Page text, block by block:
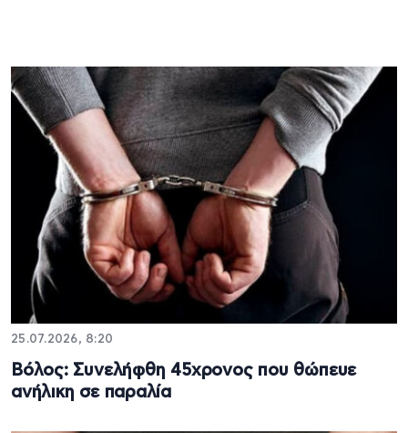
25.07.2026, 8:20
Βόλος: Συνελήφθη 45χρονος που θώπευε
ανήλικη σε παραλία